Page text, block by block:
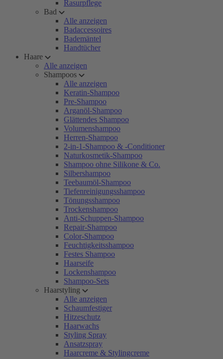
Rasurpflege
Bad
Alle anzeigen
Badaccessoires
Bademäntel
Handtücher
Haare
Alle anzeigen
Shampoos
Alle anzeigen
Keratin-Shampoo
Pre-Shampoo
Arganöl-Shampoo
Glättendes Shampoo
Volumenshampoo
Herren-Shampoo
2-in-1-Shampoo & -Conditioner
Naturkosmetik-Shampoo
Shampoo ohne Silikone & Co.
Silbershampoo
Teebaumöl-Shampoo
Tiefenreinigungsshampoo
Tönungsshampoo
Trockenshampoo
Anti-Schuppen-Shampoo
Repair-Shampoo
Color-Shampoo
Feuchtigkeitsshampoo
Festes Shampoo
Haarseife
Lockenshampoo
Shampoo-Sets
Haarstyling
Alle anzeigen
Schaumfestiger
Hitzeschutz
Haarwachs
Styling Spray
Ansatzspray
Haarcreme & Stylingcreme